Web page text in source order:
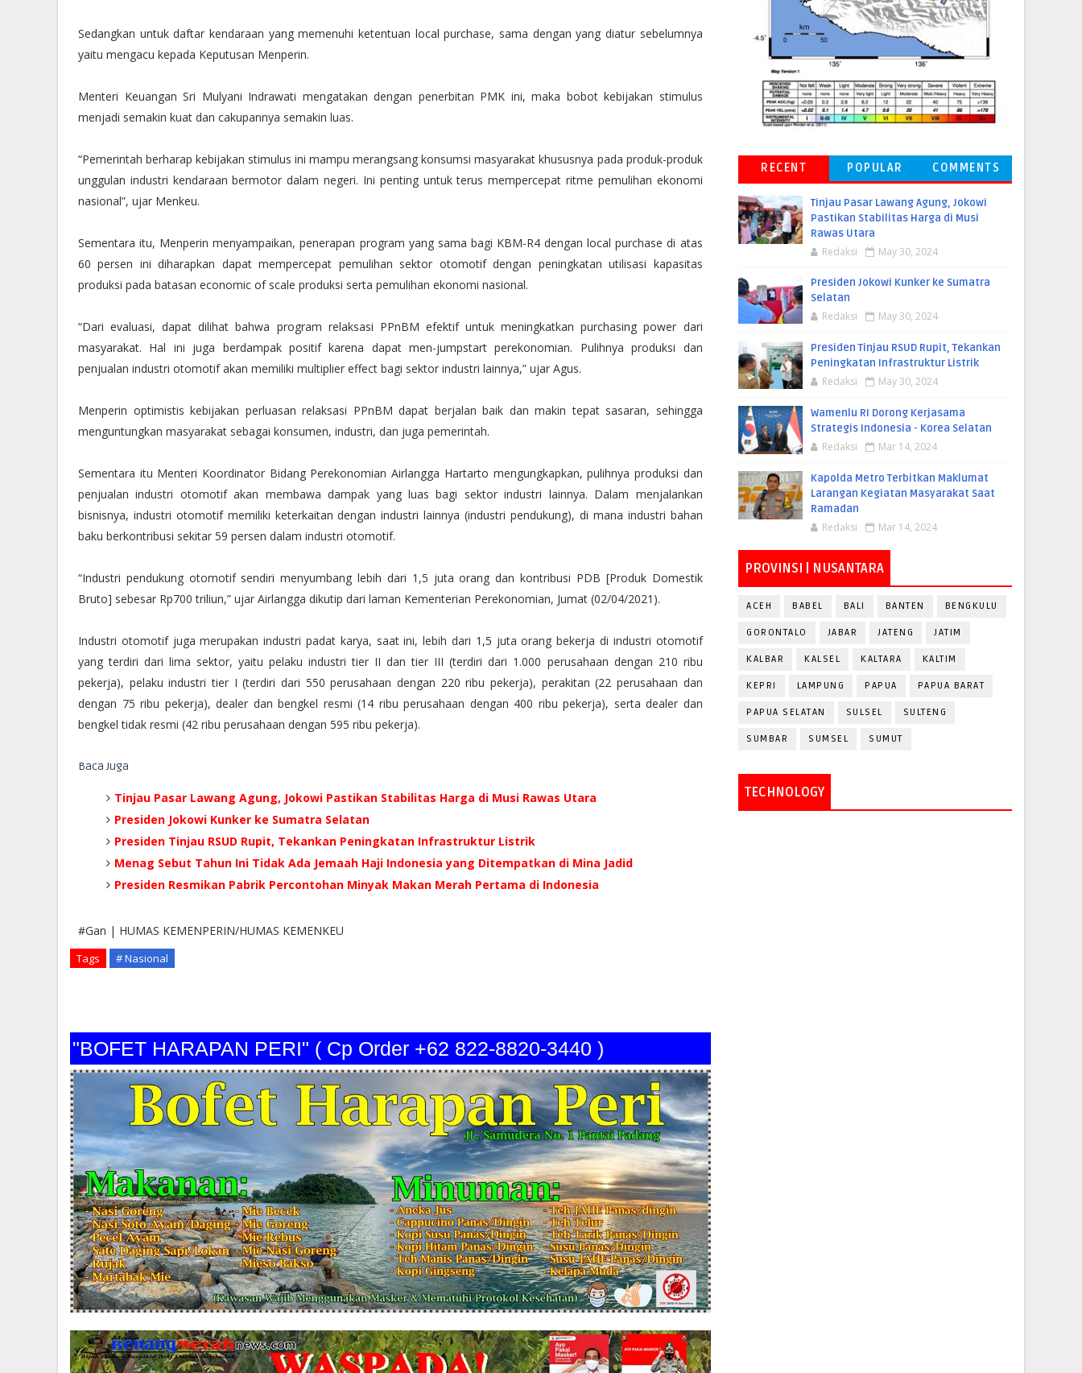
Sedangkan untuk daftar kendaraan yang memenuhi ketentuan local purchase, sama dengan yang diatur sebelumnya
yaitu mengacu kepada Keputusan Menperin.
Menteri Keuangan Sri Mulyani Indrawati mengatakan dengan penerbitan PMK ini, maka bobot kebijakan stimulus
menjadi semakin kuat dan cakupannya semakin luas.
“Pemerintah berharap kebijakan stimulus ini mampu merangsang konsumsi masyarakat khususnya pada produk-produk
unggulan industri kendaraan bermotor dalam negeri. Ini penting untuk terus mempercepat ritme pemulihan ekonomi
nasional”, ujar Menkeu.
Sementara itu, Menperin menyampaikan, penerapan program yang sama bagi KBM-R4 dengan local purchase di atas
60 persen ini diharapkan dapat mempercepat pemulihan sektor otomotif dengan peningkatan utilisasi kapasitas
produksi pada batasan economic of scale produksi serta pemulihan ekonomi nasional.
“Dari evaluasi, dapat dilihat bahwa program relaksasi PPnBM efektif untuk meningkatkan purchasing power dari
masyarakat. Hal ini juga berdampak positif karena dapat men-jumpstart perekonomian. Pulihnya produksi dan
penjualan industri otomotif akan memiliki multiplier effect bagi sektor industri lainnya,” ujar Agus.
Menperin optimistis kebijakan perluasan relaksasi PPnBM dapat berjalan baik dan makin tepat sasaran, sehingga
menguntungkan masyarakat sebagai konsumen, industri, dan juga pemerintah.
Sementara itu Menteri Koordinator Bidang Perekonomian Airlangga Hartarto mengungkapkan, pulihnya produksi dan
penjualan industri otomotif akan membawa dampak yang luas bagi sektor industri lainnya. Dalam menjalankan
bisnisnya, industri otomotif memiliki keterkaitan dengan industri lainnya (industri pendukung), di mana industri bahan
baku berkontribusi sekitar 59 persen dalam industri otomotif.
“Industri pendukung otomotif sendiri menyumbang lebih dari 1,5 juta orang dan kontribusi PDB [Produk Domestik
Bruto] sebesar Rp700 triliun,” ujar Airlangga dikutip dari laman Kementerian Perekonomian, Jumat (02/04/2021).
Industri otomotif juga merupakan industri padat karya, saat ini, lebih dari 1,5 juta orang bekerja di industri otomotif
yang terdiri dari lima sektor, yaitu pelaku industri tier II dan tier III (terdiri dari 1.000 perusahaan dengan 210 ribu
pekerja), pelaku industri tier I (terdiri dari 550 perusahaan dengan 220 ribu pekerja), perakitan (22 perusahaan dan
dengan 75 ribu pekerja), dealer dan bengkel resmi (14 ribu perusahaan dengan 400 ribu pekerja), serta dealer dan
bengkel tidak resmi (42 ribu perusahaan dengan 595 ribu pekerja).
Baca Juga
Tinjau Pasar Lawang Agung, Jokowi Pastikan Stabilitas Harga di Musi Rawas Utara
Presiden Jokowi Kunker ke Sumatra Selatan
Presiden Tinjau RSUD Rupit, Tekankan Peningkatan Infrastruktur Listrik
Menag Sebut Tahun Ini Tidak Ada Jemaah Haji Indonesia yang Ditempatkan di Mina Jadid
Presiden Resmikan Pabrik Percontohan Minyak Makan Merah Pertama di Indonesia
#Gan | HUMAS KEMENPERIN/HUMAS KEMENKEU
Tags # Nasional
"BOFET HARAPAN PERI" ( Cp Order +62 822-8820-3440 )
RECENT POPULAR COMMENTS
Tinjau Pasar Lawang Agung, Jokowi
Pastikan Stabilitas Harga di Musi
Rawas Utara
Redaksi May 30, 2024
Presiden Jokowi Kunker ke Sumatra
Selatan
Redaksi May 30, 2024
Presiden Tinjau RSUD Rupit, Tekankan
Peningkatan Infrastruktur Listrik
Redaksi May 30, 2024
Wamenlu RI Dorong Kerjasama
Strategis Indonesia - Korea Selatan
Redaksi Mar 14, 2024
Kapolda Metro Terbitkan Maklumat
Larangan Kegiatan Masyarakat Saat
Ramadan
Redaksi Mar 14, 2024
PROVINSI | NUSANTARA
ACEH BABEL BALI BANTEN BENGKULU
GORONTALO JABAR JATENG JATIM
KALBAR KALSEL KALTARA KALTIM
KEPRI LAMPUNG PAPUA PAPUA BARAT
PAPUA SELATAN SULSEL SULTENG
SUMBAR SUMSEL SUMUT
TECHNOLOGY